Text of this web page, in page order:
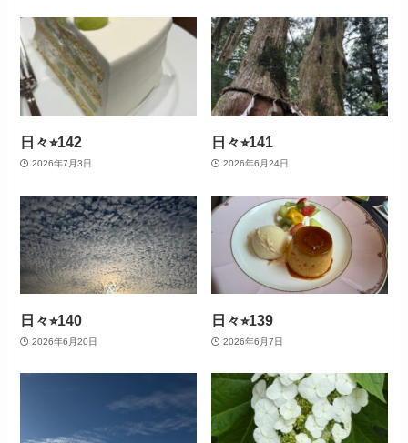
日々⭐︎142
2026年7月3日
日々⭐︎141
2026年6月24日
日々⭐︎140
2026年6月20日
日々⭐︎139
2026年6月7日